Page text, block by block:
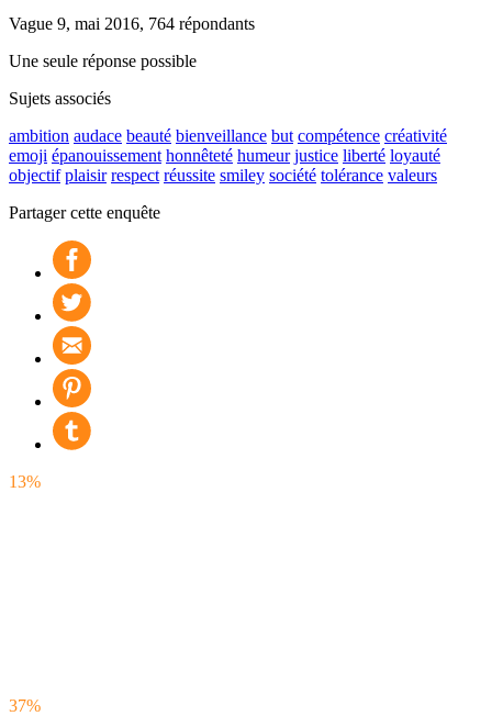
Vague 9, mai 2016, 764 répondants
Une seule réponse possible
Sujets associés
ambition audace beauté bienveillance but compétence créativité
emoji épanouissement honnêteté humeur justice liberté loyauté
objectif plaisir respect réussite smiley société tolérance valeurs
Partager cette enquête
13%
37%